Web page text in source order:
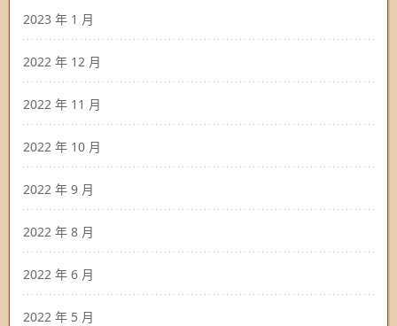
2023 年 1 月
2022 年 12 月
2022 年 11 月
2022 年 10 月
2022 年 9 月
2022 年 8 月
2022 年 6 月
2022 年 5 月